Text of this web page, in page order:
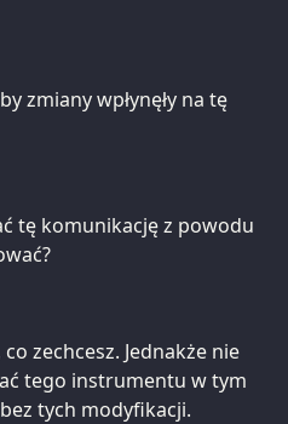
zmiany wpłynęły na tę
tę komunikację z powodu
zechcesz. Jednakże nie
tego instrumentu w tym
tych modyfikacji.